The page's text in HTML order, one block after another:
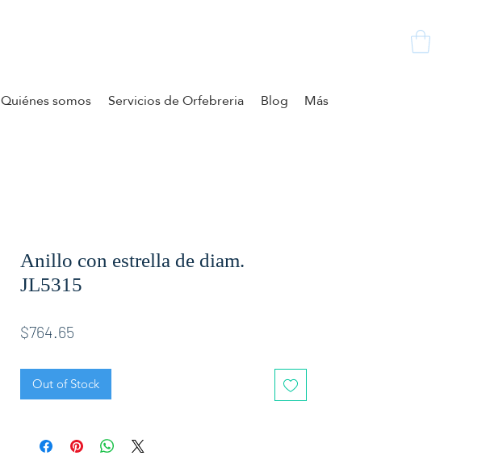
Quiénes somos Servicios de Orfebreria Blog Más
Anillo con estrella de diam.
JL5315
$764.65
Out of Stock